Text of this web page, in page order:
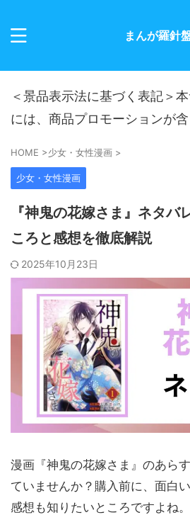
まんが羅針
＜景品表示法に基づく表記＞
には、商品プロモーションが
HOME >少女・女性漫画 >
少女・女性漫画
『神鬼の花嫁さま』ネタ
ころと感想を徹底解説
2025年10月23日
漫画『神鬼の花嫁さま』のあら
ていませんか？購入前に、面白
感想も知りたいところですよね。